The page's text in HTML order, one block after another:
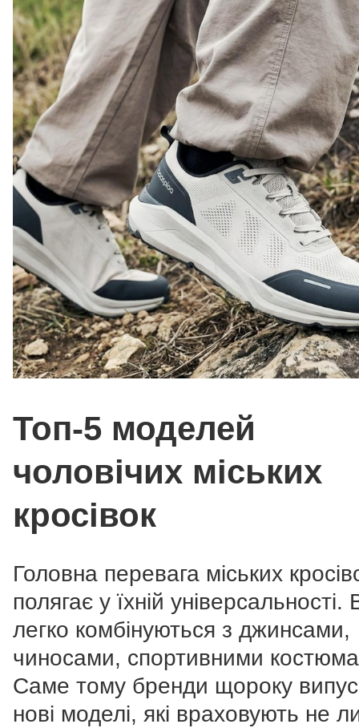
Топ-5 моделей
чоловічих міських
кросівок
Головна перевага міських
полягає у їхній універсальності.
легко комбінуються з джинсами,
чиносами, спортивними
Саме тому бренди щороку
нові моделі, які враховують не